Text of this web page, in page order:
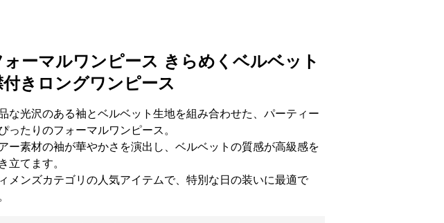
ォーマルワンピース きらめくベルベット
付きロングワンピース
品な光沢のある袖とベルベット生地を組み合わせた、パーティー
ったりのフォーマルワンピース。
ー素材の袖が華やかさを演出し、ベルベットの質感が高級感を
立てます。
メンズカテゴリの人気アイテムで、特別な日の装いに最適で